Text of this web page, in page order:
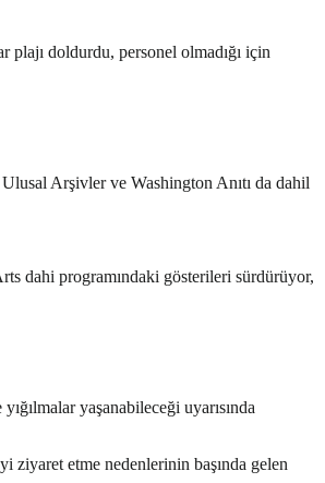
plajı doldurdu, personel olmadığı için
Arşivler ve Washington Anıtı da dahil
dahi programındaki gösterileri sürdürüyor,
yaşanabileceği uyarısında
ziyaret etme nedenlerinin başında gelen